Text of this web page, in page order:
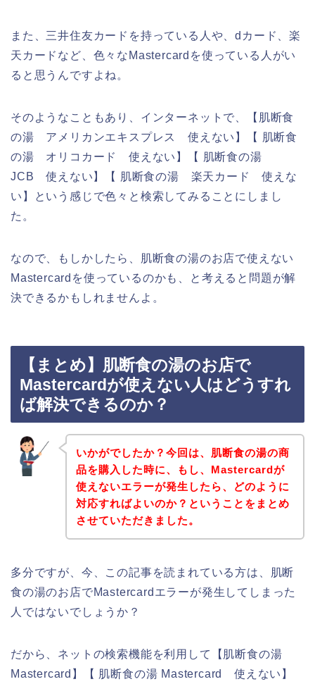
また、三井住友カードを持っている人や、dカード、楽
天カードなど、色々なMastercardを使っている人がい
ると思うんですよね。
そのようなこともあり、インターネットで、【肌断食
の湯 アメリカンエキスプレス 使えない】【 肌断食
の湯 オリコカード 使えない】【 肌断食の湯
JCB 使えない】【 肌断食の湯 楽天カード 使えな
い】という感じで色々と検索してみることにしまし
た。
なので、もしかしたら、肌断食の湯のお店で使えない
Mastercardを使っているのかも、と考えると問題が解
決できるかもしれませんよ。
【まとめ】肌断食の湯のお店で
Mastercardが使えない人はどうすれ
ば解決できるのか？
いかがでしたか？今回は、肌断食の湯の商
品を購入した時に、もし、Mastercardが
使えないエラーが発生したら、どのように
対応すればよいのか？ということをまとめ
させていただきました。
多分ですが、今、この記事を読まれている方は、肌断
食の湯のお店でMastercardエラーが発生してしまった
人ではないでしょうか？
だから、ネットの検索機能を利用して【肌断食の湯
Mastercard】【 肌断食の湯 Mastercard 使えない】